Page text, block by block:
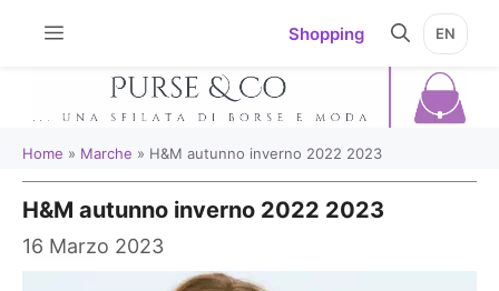
Shopping EN
Home » Marche » H&M autunno inverno 2022 2023
H&M autunno inverno 2022 2023
16 Marzo 2023